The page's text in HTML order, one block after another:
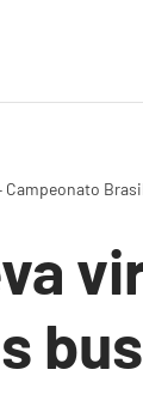
Campeonato